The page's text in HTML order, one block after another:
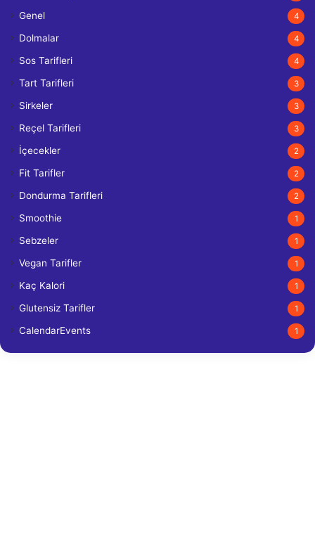
Genel 4
Dolmalar 4
Sos Tarifleri 4
Tart Tarifleri 3
Sirkeler 3
Reçel Tarifleri 3
İçecekler 2
Fit Tarifler 2
Dondurma Tarifleri 2
Smoothie 1
Sebzeler 1
Vegan Tarifler 1
Kaç Kalori 1
Glutensiz Tarifler 1
CalendarEvents 1